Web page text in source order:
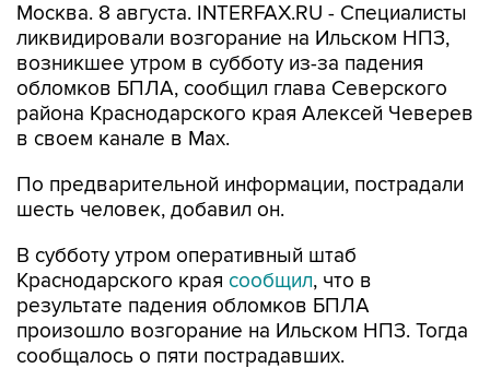
Москва. 8 августа. INTERFAX.RU - Специалисты
ликвидировали возгорание на Ильском НПЗ,
возникшее утром в субботу из-за падения
обломков БПЛА, сообщил глава Северского
района Краснодарского края Алексей Чеверев
в своем канале в Max.
По предварительной информации, пострадали
шесть человек, добавил он.
В субботу утром оперативный штаб
Краснодарского края сообщил, что в
результате падения обломков БПЛА
произошло возгорание на Ильском НПЗ. Тогда
сообщалось о пяти пострадавших.